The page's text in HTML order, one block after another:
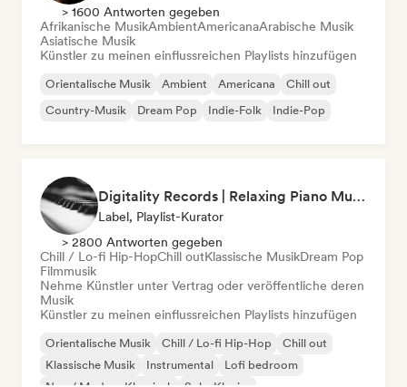
> 1600 Antworten gegeben
Afrikanische MusikAmbientAmericanaArabische Musik
Asiatische Musik
Künstler zu meinen einflussreichen Playlists hinzufügen
Orientalische Musik Ambient Americana
Chill out
Country-Musik
Dream Pop Indie-Folk Indie-Pop
Digitality Records | Relaxing Piano Music
Label, Playlist-Kurator
> 2800 Antworten gegeben
Chill / Lo-fi Hip-HopChill outKlassische MusikDream Pop
Filmmusik
Nehme Künstler unter Vertrag oder veröffentliche deren
Musik
Künstler zu meinen einflussreichen Playlists hinzufügen
Orientalische Musik Chill / Lo-fi Hip-Hop
Chill out
Klassische Musik
Instrumental
Lofi bedroom